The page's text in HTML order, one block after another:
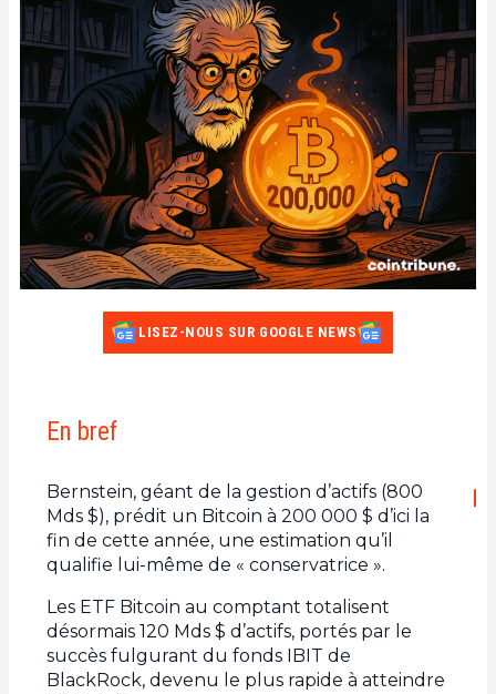
LISEZ-NOUS SUR GOOGLE NEWS
En bref
Bernstein, géant de la gestion d’actifs (800
Mds $), prédit un Bitcoin à 200 000 $ d’ici la
fin de cette année, une estimation qu’il
qualifie lui-même de « conservatrice ».
Les ETF Bitcoin au comptant totalisent
désormais 120 Mds $ d’actifs, portés par le
succès fulgurant du fonds IBIT de
BlackRock, devenu le plus rapide à atteindre